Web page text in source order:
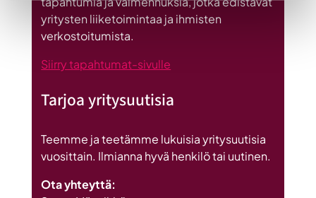
investointi
yritysten liiketoimintaa ja ihmisten
verkostoitumista.
Siirry tapahtumat-sivulle
Tarjoa yritysuutisia
Teemme ja teetämme lukuisia yritysuutisia
vuosittain. Ilmianna hyvä henkilö tai uutinen.
Ota yhteyttä: